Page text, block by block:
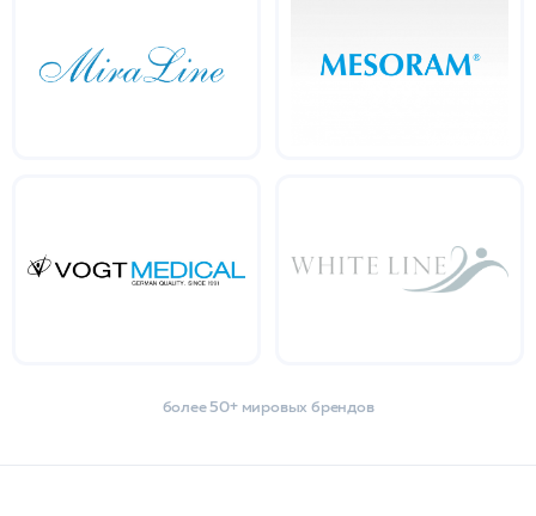
более 50+ мировых брендов